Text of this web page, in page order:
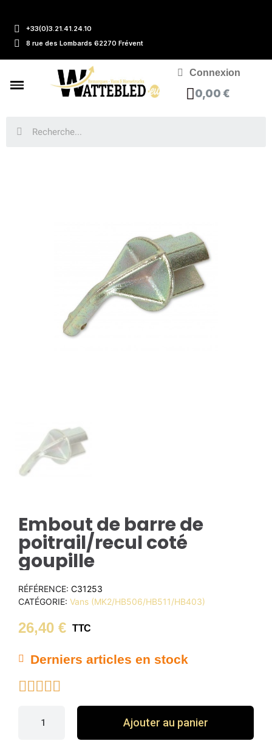
+33(0)3.21.41.24.10
8 rue des Lombards 62270 Frévent
Connexion
0,00 €
Embout de barre de
poitrail/recul coté
goupille
RÉFÉRENCE C31253
CATÉGORIE Vans (MK2/HB506/HB511/HB403)
26,40 € TTC
Derniers articles en stock

Ajouter au panier